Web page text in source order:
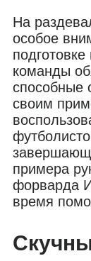
На
особое
команды
способные
своим
примера
форварда
время